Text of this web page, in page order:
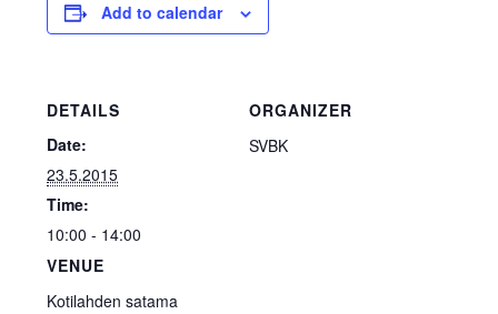
Add to calendar
DETAILS
Date:
23.5.2015
Time:
10:00 - 14:00
VENUE
Kotilahden satama
ORGANIZER
SVBK